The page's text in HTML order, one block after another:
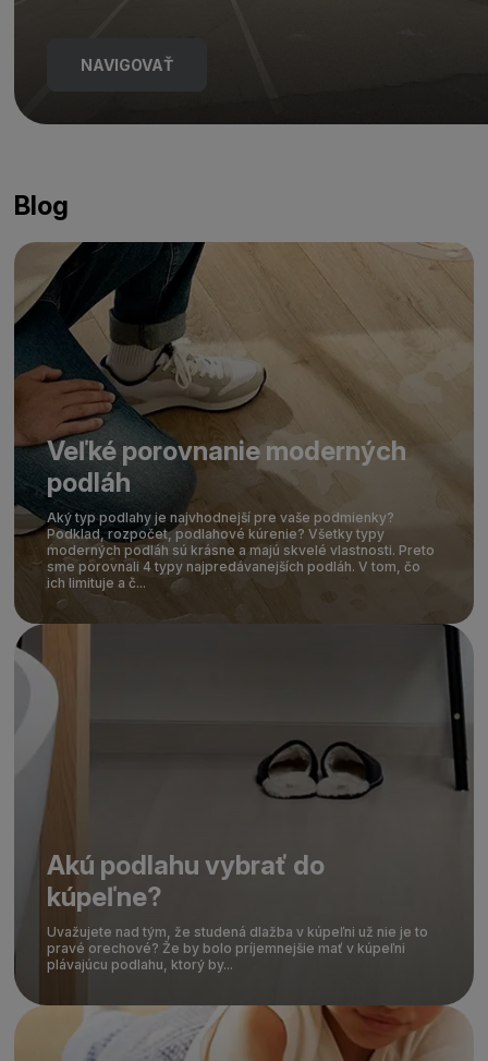
NAVIGOVAŤ
Blog
Veľké porovnanie moderných
podláh
Aký typ podlahy je najvhodnejší pre vaše podmienky?
Podklad, rozpočet, podlahové kúrenie? Všetky typy
moderných podláh sú krásne a majú skvelé vlastnosti. Preto
sme porovnali 4 typy najpredávanejších podláh. V tom, čo
ich limituje a č...
Akú podlahu vybrať do
kúpeľne?
Uvažujete nad tým, že studená dlažba v kúpeľni už nie je to
pravé orechové? Že by bolo príjemnejšie mať v kúpeľni
plávajúcu podlahu, ktorý by...